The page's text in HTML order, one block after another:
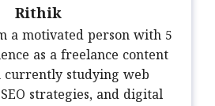
Rithik
a motivated person with 5
as a freelance content
studying web
strategies, and digital